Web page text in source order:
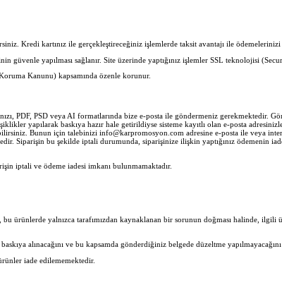
Kredi kartınız ile gerçekleştireceğiniz işlemlerde taksit avantajı ile
yapılması sağlanır. Site üzerinde yaptığınız işlemler SSL teknolojisi
Kanunu) kapsamında özenle korunur.
PDF, PSD veya AI formatlarında bize e-posta ile göndermeniz gerekmektedir.
yapılarak baskıya hazır hale getirildiyse sisteme kayıtlı olan e-posta
Bunun için talebinizi info@karpromosyon.com adresine e-posta ile veya
Siparişin bu şekilde iptali durumunda, siparişinize ilişkin yaptığınız ödemenin
iptali ve ödeme iadesi imkanı bulunmamaktadır.
ürünlerde yalnızca tarafımızdan kaynaklanan bir sorunun doğması halinde,
alınacağını ve bu kapsamda gönderdiğiniz belgede düzeltme
iade edilememektedir.